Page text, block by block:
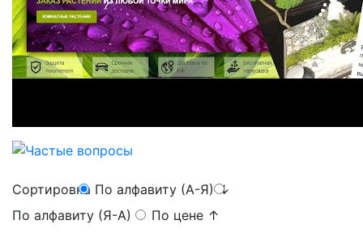
Сортировка По алфавиту (А-Я)↓
По алфавиту (Я-А) ↑ По цене ↑